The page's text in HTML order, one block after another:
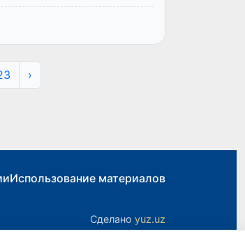
›
Использование материалов
Сделано yuz.uz